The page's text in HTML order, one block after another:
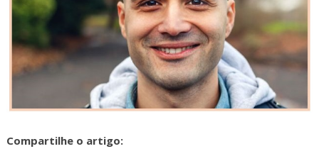
Compartilhe o artigo: